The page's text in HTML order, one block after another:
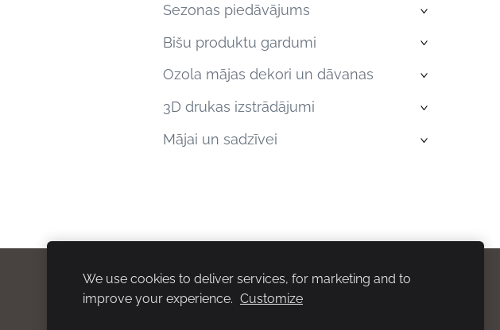
Sezonas piedāvājums ›
Bišu produktu gardumi ›
Ozola mājas dekori un dāvanas ›
3D drukas izstrādājumi ›
Mājai un sadzīvei ›
We use cookies to deliver services, for marketing and to
improve your experience. Customize